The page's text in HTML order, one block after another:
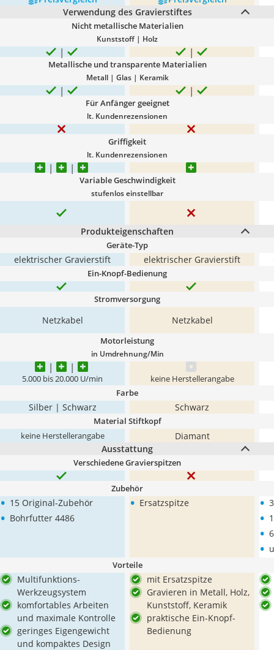
Verwendung des Gravierstiftes
Nicht metallische Materialien
Kunststoff | Holz
Metallische und transparente Materialien
Metall | Glas | Keramik
Für Anfänger geeignet
lt. Kundenrezensionen
Griffigkeit
lt. Kundenrezensionen
Variable Geschwindigkeit
stufenlos einstellbar
Produkteigenschaften
Geräte-Typ
elektrischer Gravierstift elektrischer Gravierstift
Ein-Knopf-Bedienung
Stromversorgung
Netzkabel Netzkabel
Motorleistung
in Umdrehnung/Min
5.000 bis 20.000 U/min keine Herstellerangabe
Farbe
Silber | Schwarz Schwarz
Material Stiftkopf
keine Herstellerangabe
Diamant
Ausstattung
Verschiedene Gravierspitzen
Zubehör
• 15 Original-Zubehör
• Bohrfutter 4486
• Ersatzspitze •
•
•
•
Vorteile
Multifunktions-
Werkzeugsystem
komfortables Arbeiten
und maximale Kontrolle
geringes Eigengewicht
und kompaktes Design
mit Ersatzspitze
Gravieren in Metall, Holz,
Kunststoff, Keramik
praktische Ein-Knopf-
Bedienung